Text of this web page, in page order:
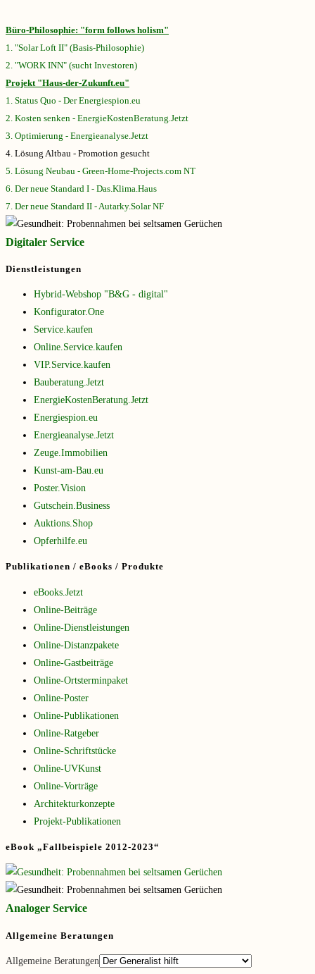
Büro-Philosophie: "form follows holism"
1. "Solar Loft II" (Basis-Philosophie)
2. "WORK INN" (sucht Investoren)
Projekt "Haus-der-Zukunft.eu"
1. Status Quo - Der Energiespion.eu
2. Kosten senken - EnergieKostenBeratung.Jetzt
3. Optimierung - Energieanalyse.Jetzt
4. Lösung Altbau - Promotion gesucht
5. Lösung Neubau - Green-Home-Projects.com NT
6. Der neue Standard I - Das.Klima.Haus
7. Der neue Standard II - Autarky.Solar NF
Digitaler Service
Dienstleistungen
Hybrid-Webshop "B&G - digital"
Konfigurator.One
Service.kaufen
Online.Service.kaufen
VIP.Service.kaufen
Bauberatung.Jetzt
EnergieKostenBeratung.Jetzt
Energiespion.eu
Energieanalyse.Jetzt
Zeuge.Immobilien
Kunst-am-Bau.eu
Poster.Vision
Gutschein.Business
Auktions.Shop
Opferhilfe.eu
Publikationen / eBooks / Produkte
eBooks.Jetzt
Online-Beiträge
Online-Dienstleistungen
Online-Distanzpakete
Online-Gastbeiträge
Online-Ortsterminpaket
Online-Poster
Online-Publikationen
Online-Ratgeber
Online-Schriftstücke
Online-UVKunst
Online-Vorträge
Architekturkonzepte
Projekt-Publikationen
eBook „Fallbeispiele 2012-2023“
Analoger Service
Allgemeine Beratungen
Allgemeine Beratungen